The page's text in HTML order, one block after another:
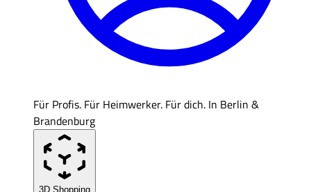
Für Profis. Für Heimwerker. Für dich. In Berlin &
Brandenburg
3D Shopping